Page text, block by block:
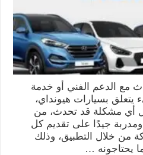
مع الدعم الفني أو خدمة
بسيارات هيونداي،
أي مشكلة قد تحدث، من
جيدًا على تقديم كل
من خلال التطبيق، وذلك
يحتاجونه …